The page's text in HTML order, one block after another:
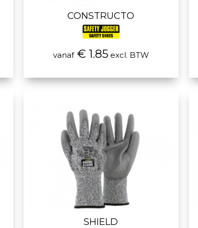
CONSTRUCTO
vanaf€ 1.85excl. BTW
SHIELD